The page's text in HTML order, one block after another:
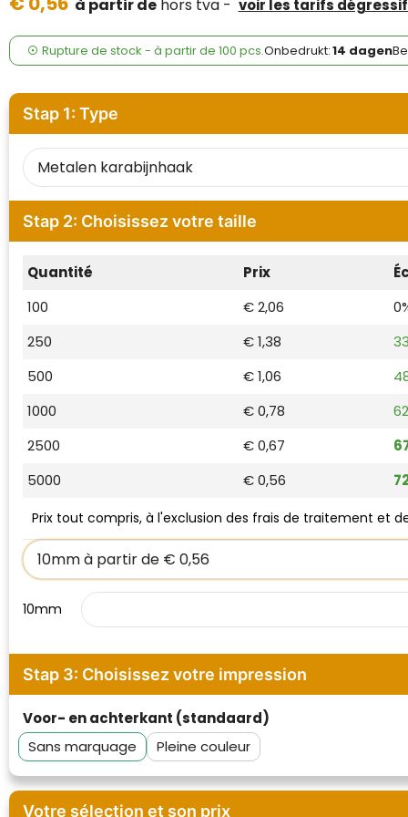
Fresh 'n Rebel
GolfOriginals
James Harvest
Kingcap
Mepal
MyKit
Ocean Bottle
Parker
à partir dehors tva - voir les tarifs
Rupture de stock - à partir de 100 pcs.Onbedrukt:14 dagen
Stap 1: Type
Stap 2: Choisissez votre taille
Quantité Prix
100
€ 2,06
250
€ 1,38
500
€ 1,06
1000
€ 0,78
2500
€ 0,67
5000
€ 0,56
10mm
Prix tout compris, à l'exclusion des frais de traitement et
Stap 3: Choisissez votre impression
Voor- en achterkant (standaard)
Sans marquage
Pleine couleur
Votre sélection et son prix